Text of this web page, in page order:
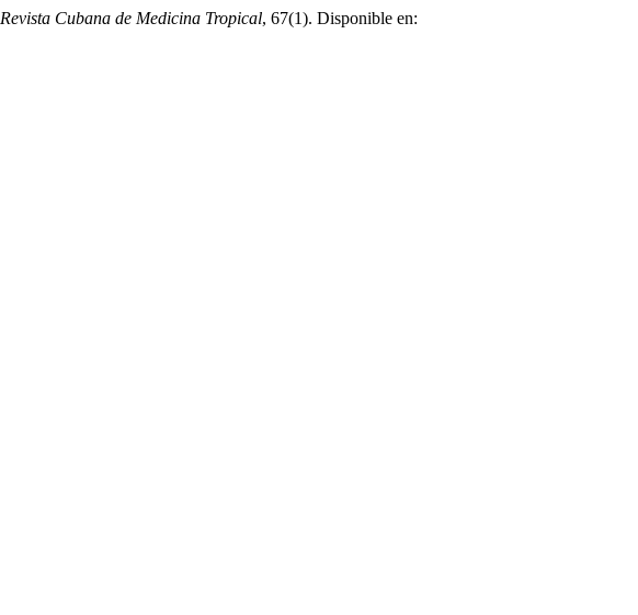
Revista Cubana de Medicina Tropical, 67(1). Disponible en: